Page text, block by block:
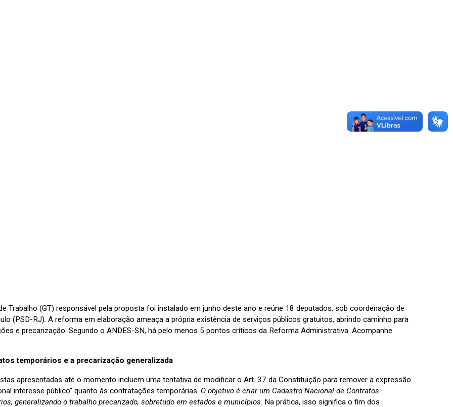
Trabalho (GT) responsável pela proposta foi instalado em junho deste ano e reúne 18 deputados, sob coordenação de
(PSD-RJ). A reforma em elaboração ameaça a própria existência de serviços públicos gratuitos, abrindo caminho para
e precarização. Segundo o ANDES-SN, há pelo menos 5 pontos críticos da Reforma Administrativa. Acompanhe
temporários e a precarização generalizada
apresentadas até o momento incluem uma tentativa de modificar o Art. 37 da Constituição para remover a expressão
interesse público" quanto às contratações temporárias. O objetivo é criar um Cadastro Nacional de Contratos
generalizando o trabalho precarizado, sobretudo em estados e municípios . Na prática, isso significa o fim dos